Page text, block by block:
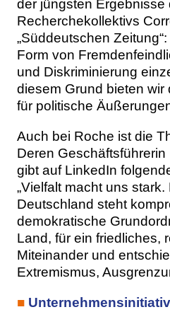
der jüngsten Ergebnisse
Recherchekollektivs
„Süddeutschen
Form von
und Diskriminierung
diesem Grund bieten wir
für politische
Auch bei Roche ist die
Deren
gibt auf LinkedIn
„Vielfalt macht uns stark.
Deutschland steht
demokratische
Land, für ein friedliches,
Miteinander und
Extremismus,
■